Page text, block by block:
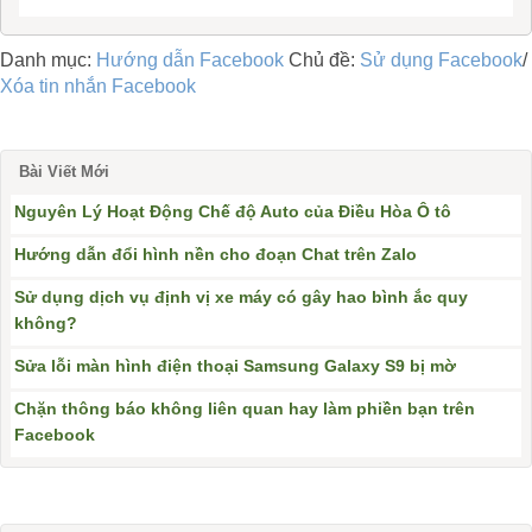
Danh mục: Hướng dẫn Facebook Chủ đề: Sử dụng Facebook/
Xóa tin nhắn Facebook
Bài Viết Mới
Nguyên Lý Hoạt Động Chế độ Auto của Điều Hòa Ô tô
Hướng dẫn đổi hình nền cho đoạn Chat trên Zalo
Sử dụng dịch vụ định vị xe máy có gây hao bình ắc quy
không?
Sửa lỗi màn hình điện thoại Samsung Galaxy S9 bị mờ
Chặn thông báo không liên quan hay làm phiền bạn trên
Facebook